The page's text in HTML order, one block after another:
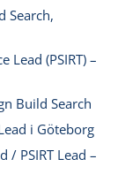
Search,
Lead (PSIRT) –
Build Search
i Göteborg
/ PSIRT Lead –